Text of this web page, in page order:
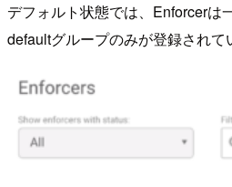
デフォルト状態では、Enforcerは
defaultグループのみが登録されて